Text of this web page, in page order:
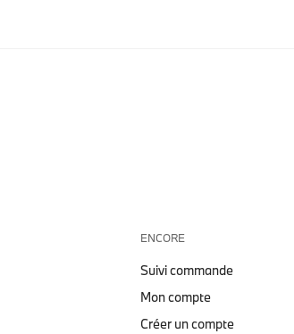
ENCORE
Suivi commande
Mon compte
Créer un compte